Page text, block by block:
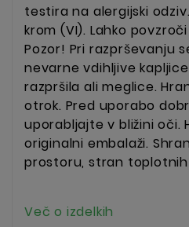
testira na alergijski
krom (VI). Lahko
Pozor! Pri razprševanju
nevarne vdihljive
razpršila ali meglice.
otrok. Pred uporabo
uporabljajte v bližini oči.
originalni embalaži.
prostoru, stran toplotnih
Več o izdelkih